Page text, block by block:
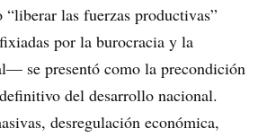
“liberar las fuerzas productivas”
por la burocracia y la
se presentó como la precondición
del desarrollo nacional.
desregulación económica,